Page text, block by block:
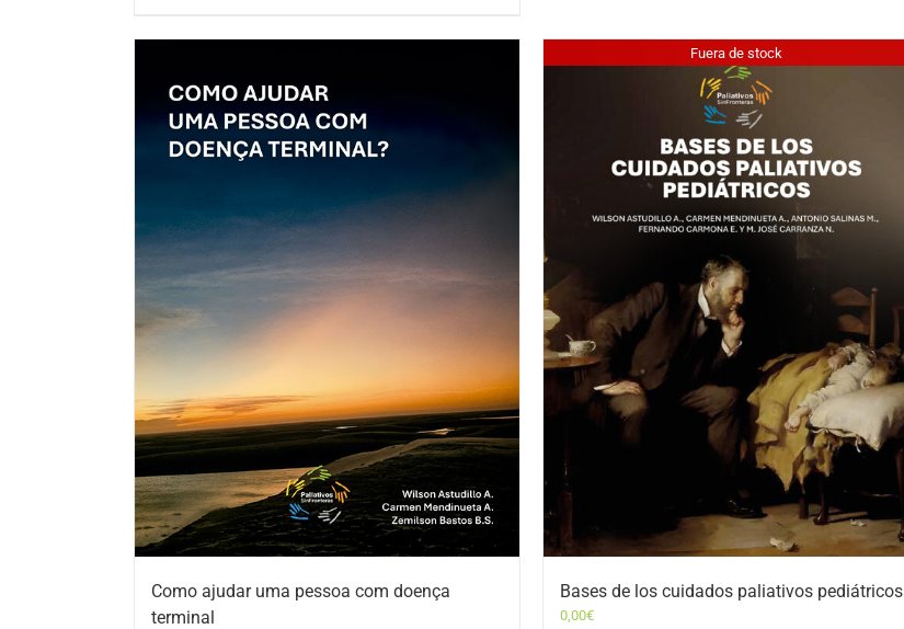
Como ajudar uma pessoa com doença
terminal
Fuera de stock
Bases de los cuidados paliativos pediátricos
0,00€